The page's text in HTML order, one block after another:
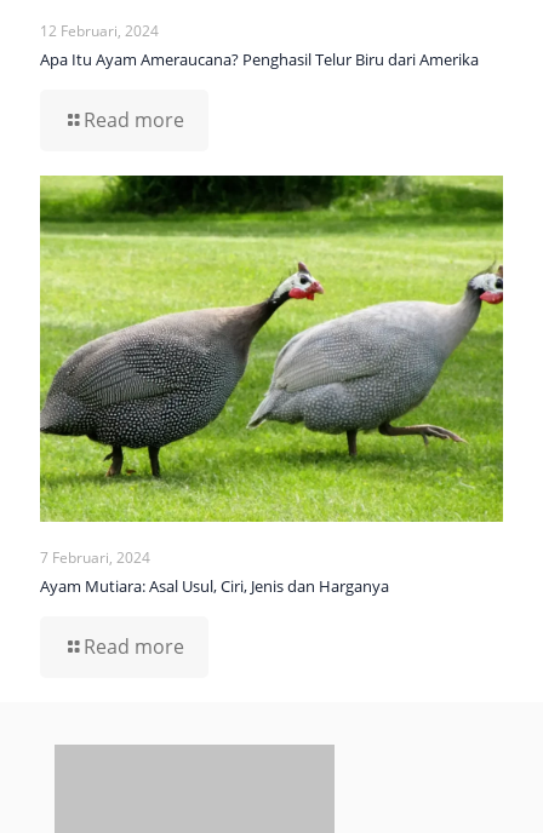
12 Februari, 2024
Apa Itu Ayam Ameraucana? Penghasil Telur Biru dari Amerika
Read more
7 Februari, 2024
Ayam Mutiara: Asal Usul, Ciri, Jenis dan Harganya
Read more